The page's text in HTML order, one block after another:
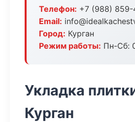
Телефон: +7 (988)
Email:
Город: Курган
Режим работы: Пн-Сб:
Укладка
Курган